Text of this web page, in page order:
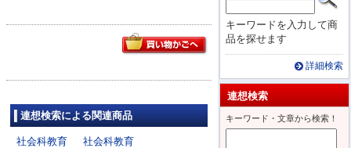
キーワードを入力して商
品を探せます
詳細検索
連想検索
キーワード・文章から検索！
連想検索による関連商品
社会科教育
社会科教育